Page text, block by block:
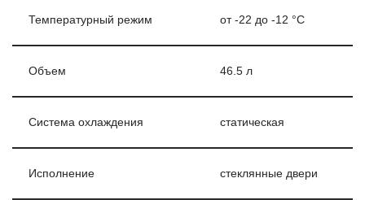
Температурный режим от -22 до -12 °C
Объем 46.5 л
Система охлаждения статическая
Исполнение стеклянные двери